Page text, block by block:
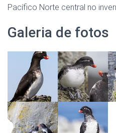
Pacífico Norte central no
Galeria de fotos